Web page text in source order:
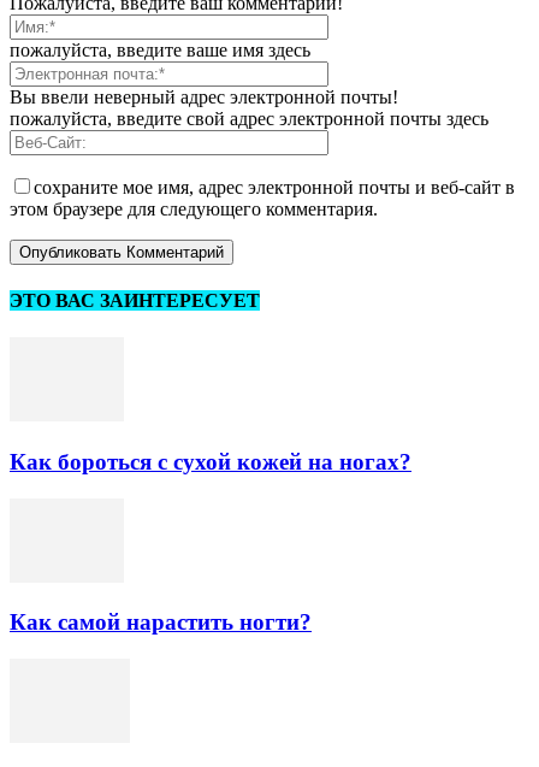
пожалуйста, введите ваше имя здесь
Вы ввели неверный адрес электронной почты!
пожалуйста, введите свой адрес электронной почты здесь
сохраните мое имя, адрес электронной почты и веб-сайт в
этом браузере для следующего комментария.
ЭТО ВАС ЗАИНТЕРЕСУЕТ
Как бороться с сухой кожей на ногах?
Как самой нарастить ногти?